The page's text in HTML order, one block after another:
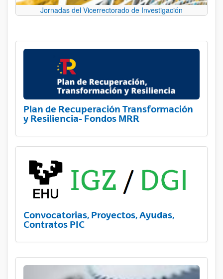
Jornadas del Vicerrectorado de Investigación
Plan de Recuperación Transformación
y Resiliencia- Fondos MRR
Convocatorias, Proyectos, Ayudas,
Contratos PIC